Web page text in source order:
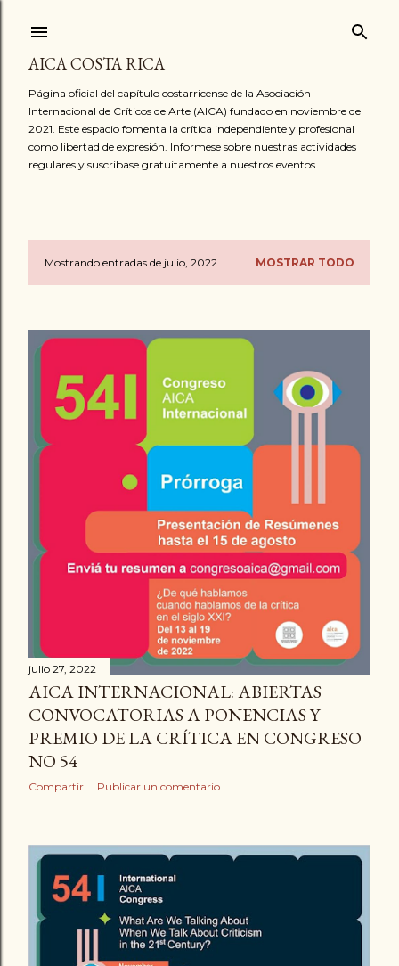
AICA COSTA RICA
Página oficial del capítulo costarricense de la Asociación
Internacional de Críticos de Arte (AICA) fundado en noviembre del
2021. Este espacio fomenta la crítica independiente y profesional
como libertad de expresión. Informese sobre nuestras actividades
regulares y suscribase gratuitamente a nuestros eventos.
E
t
d
Mostrando entradas de julio, 2022 MOSTRAR TODO
julio 27, 2022
AICA INTERNACIONAL: ABIERTAS
CONVOCATORIAS A PONENCIAS Y
PREMIO DE LA CRÍTICA EN CONGRESO
NO 54
Compartir Publicar un comentario